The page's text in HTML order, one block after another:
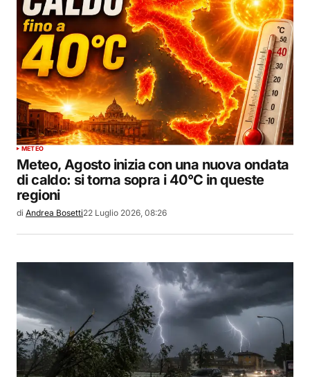
METEO
Meteo, Agosto inizia con una nuova ondata
di caldo: si torna sopra i 40°C in queste
regioni
di Andrea Bosetti22 Luglio 2026, 08:26